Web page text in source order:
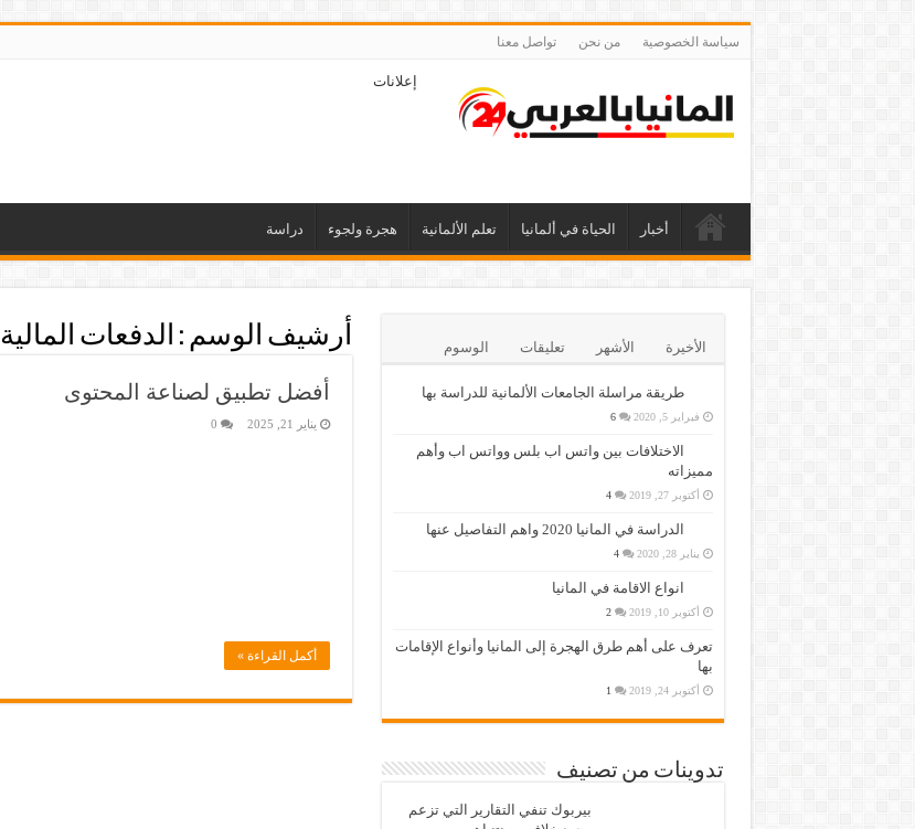
سياسة الخصوصية من نحن تواصل معنا
إعلانات
أخبار الحياة في ألمانيا تعلم الألمانية هجرة ولجوء دراسة
أرشيف الوسم : الدفعات المالية
أفضل تطبيق لصناعة المحتوى
يناير 21, 2025 0
أكمل القراءة »
الأخيرة الأشهر تعليقات الوسوم
طريقة مراسلة الجامعات الألمانية للدراسة بها
فبراير 5, 2020 6
الاختلافات بين واتس اب بلس وواتس اب وأهم
مميزاته
أكتوبر 27, 2019 4
الدراسة في المانيا 2020 واهم التفاصيل عنها
يناير 28, 2020 4
انواع الاقامة في المانيا
أكتوبر 10, 2019 2
تعرف على أهم طرق الهجرة إلى المانيا وأنواع الإقامات
بها
أكتوبر 24, 2019 1
تدوينات من تصنيف
بيربوك تنفي التقارير التي تزعم